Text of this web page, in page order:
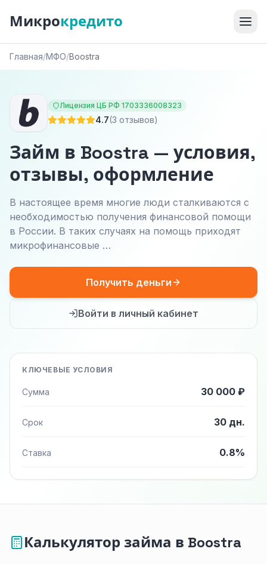
Микрокредито
Главная/МФО/Boostra
Лицензия ЦБ РФ 1703336008323
4.7(3 отзывов)
Займ в Boostra — условия,
отзывы, оформление
В настоящее время многие люди сталкиваются с
необходимостью получения финансовой помощи
в России. В таких случаях на помощь приходят
микрофинансовые …
Получить деньги
Войти в личный кабинет
КЛЮЧЕВЫЕ УСЛОВИЯ
Сумма 30 000 ₽
Срок 30 дн.
Ставка 0.8%
Калькулятор займа в Boostra